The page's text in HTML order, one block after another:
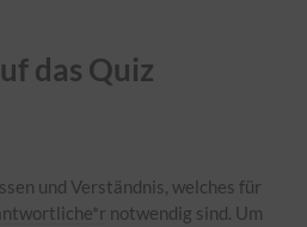
das Quiz
und Verständnis, welches für
notwendig sind. Um